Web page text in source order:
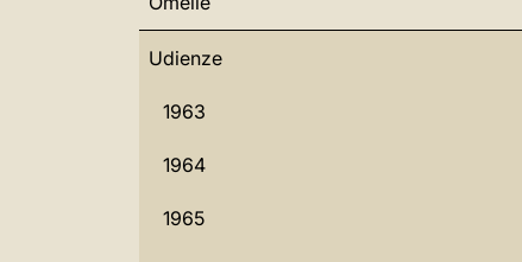
Udienze
1963
1964
1965